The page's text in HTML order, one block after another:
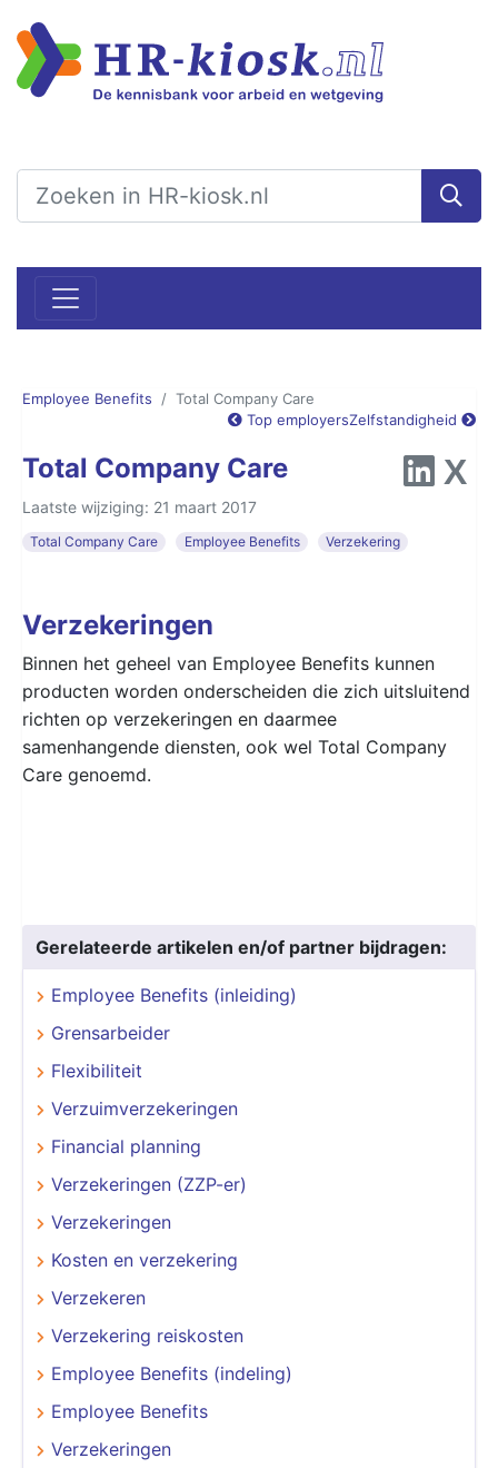
Employee Benefits
Total Company Care
Top employersZelfstandigheid
Total Company Care
Laatste wijziging: 21 maart 2017
Total Company Care Employee Benefits Verzekering
Verzekeringen
Binnen het geheel van Employee Benefits kunnen
producten worden onderscheiden die zich uitsluitend
richten op verzekeringen en daarmee
samenhangende diensten, ook wel Total Company
Care genoemd.
Gerelateerde artikelen en/of partner bijdragen:
Employee Benefits (inleiding)
Grensarbeider
Flexibiliteit
Verzuimverzekeringen
Financial planning
Verzekeringen (ZZP-er)
Verzekeringen
Kosten en verzekering
Verzekeren
Verzekering reiskosten
Employee Benefits (indeling)
Employee Benefits
Verzekeringen